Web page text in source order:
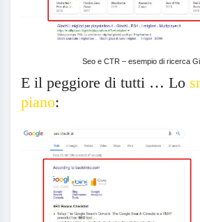
Seo e CTR – esempio di ricerca
E il peggiore di tutti … Lo
piano: